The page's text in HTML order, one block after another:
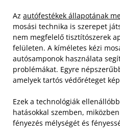
Az autófestékek állapotának
mosási technika is szerepet
nem megfelelő tisztítószerek
felületen. A kíméletes kézi
autósamponok használata
problémákat. Egyre
amelyek tartós védőréteget
Ezek a technológiák
hatásokkal szemben,
fényezés mélységét és